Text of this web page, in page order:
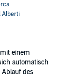
Alberti
einem
automatisch
des